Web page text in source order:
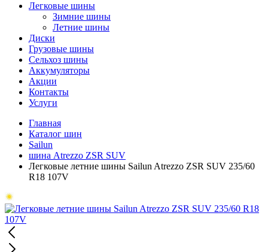
Легковые шины
Зимние шины
Летние шины
Диски
Грузовые шины
Сельхоз шины
Аккумуляторы
Акции
Контакты
Услуги
Главная
Каталог шин
Sailun
шина Atrezzo ZSR SUV
Легковые летние шины Sailun Atrezzo ZSR SUV 235/60
R18 107V